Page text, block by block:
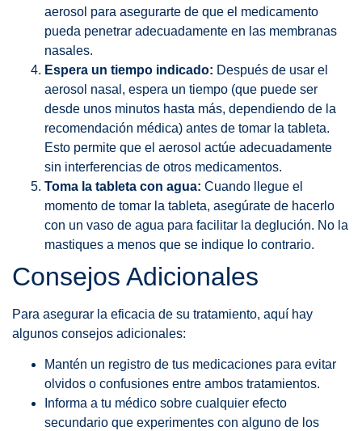
aerosol para asegurarte de que el medicamento
pueda penetrar adecuadamente en las membranas
nasales.
Espera un tiempo indicado: Después de usar el
aerosol nasal, espera un tiempo (que puede ser
desde unos minutos hasta más, dependiendo de la
recomendación médica) antes de tomar la tableta.
Esto permite que el aerosol actúe adecuadamente
sin interferencias de otros medicamentos.
Toma la tableta con agua: Cuando llegue el
momento de tomar la tableta, asegúrate de hacerlo
con un vaso de agua para facilitar la deglución. No la
mastiques a menos que se indique lo contrario.
Consejos Adicionales
Para asegurar la eficacia de su tratamiento, aquí hay
algunos consejos adicionales:
Mantén un registro de tus medicaciones para evitar
olvidos o confusiones entre ambos tratamientos.
Informa a tu médico sobre cualquier efecto
secundario que experimentes con alguno de los